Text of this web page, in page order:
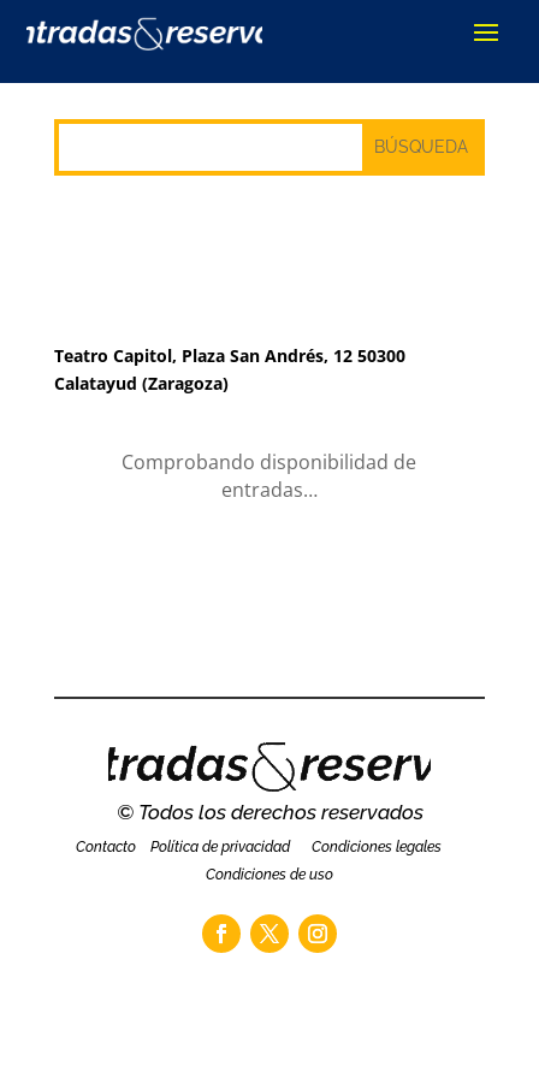
Teatro Capitol, Plaza San Andrés, 12 50300
Calatayud (Zaragoza)
Comprobando disponibilidad de
entradas…
© Todos los derechos reservados
Contacto Política de privacidad
Condiciones legales
Condiciones de uso